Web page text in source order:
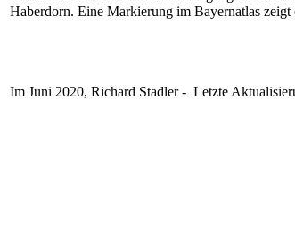
Haberdorn. Eine Markierung im Bayernatlas zeigt
Im Juni 2020, Richard Stadler - Letzte